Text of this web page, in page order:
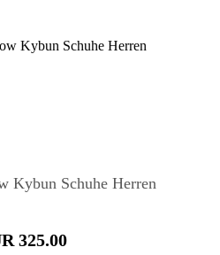
Kybun Schuhe Herren
325.00